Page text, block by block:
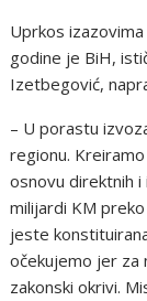
Uprkos
godine je BiH,
Izetbegović,
– U porastu
regionu.
osnovu direktnih
milijardi KM
jeste
očekujemo jer za
zakonski okrivi.